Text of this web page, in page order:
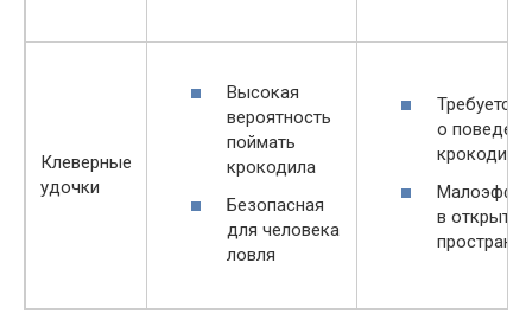
Клеверные
удочки
Высокая
вероятность
поймать
крокодила
Безопасная
для человека
ловля
Требуется
о
в открытых